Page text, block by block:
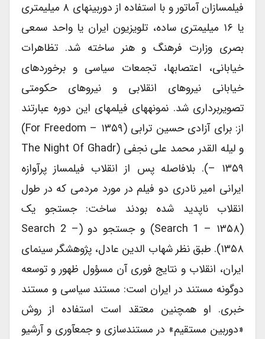
فیلم‏سازان آماتور و با استفاده از دوربین‏های ۸ میلیمتری
یا ۱۶ میلیمتری ساده، تلویزیون ایران یا واحد سمعی
بصری وزارت فرهنگ و هنر ساخته شد. تظاهرات
خیابانی، اعتصاب‏ها، تجمعات سیاسی و برخوردهای
خیابانی نیروهای انقلابی و نیروهای حکومتی
تصویر‏برداری شد. نمونه‏های فیلم‏های این دوره عبارتند
از: برای آزادی حسین ترابی (For Freedom – ۱۳۵۹)
و لیله القدر محمد علی نجفی (The Night Of Ghadr
– ۱۳۵۹). بلافاصله پس از انقلاب فیلم‏ساز پرآوازه
ایرانی امیر نادری دو فیلم در مورد مردمی که در طول
انقلاب ناپدید شده بودند ساخت: جستجو یک
(Search 1 – ۱۳۵۸) و جستجو دو (Search 2 –
۱۳۵۸). طبق نظر شهاب الدین عادل، پژوهشگر سینمای
ایران، انقلاب و نتایج فوری آن مسؤول ظهور و توسعه
دو‏گونه مستند در ایران است: مستند سیاسی و مستند
خبری. او همچنین معتقد است استفاده از روش
«دوربین مستقیم» در مستند‏سازی و جمع‏آوری و آرشیو